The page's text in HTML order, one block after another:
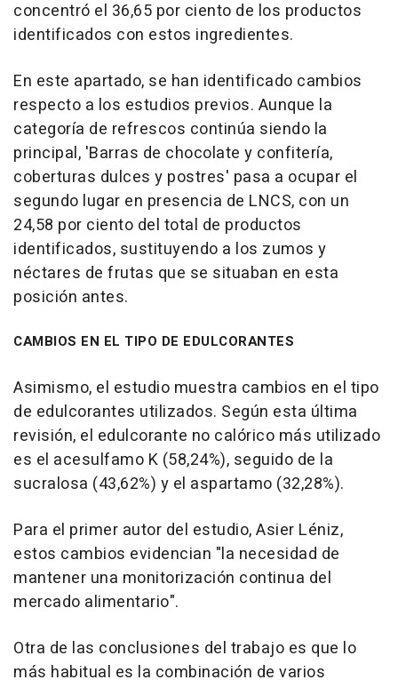
concentró el 36,65 por ciento de los productos
identificados con estos ingredientes.
En este apartado, se han identificado cambios
respecto a los estudios previos. Aunque la
categoría de refrescos continúa siendo la
principal, 'Barras de chocolate y confitería,
coberturas dulces y postres' pasa a ocupar el
segundo lugar en presencia de LNCS, con un
24,58 por ciento del total de productos
identificados, sustituyendo a los zumos y
néctares de frutas que se situaban en esta
posición antes.
CAMBIOS EN EL TIPO DE EDULCORANTES
Asimismo, el estudio muestra cambios en el tipo
de edulcorantes utilizados. Según esta última
revisión, el edulcorante no calórico más utilizado
es el acesulfamo K (58,24%), seguido de la
sucralosa (43,62%) y el aspartamo (32,28%).
Para el primer autor del estudio, Asier Léniz,
estos cambios evidencian "la necesidad de
mantener una monitorización continua del
mercado alimentario".
Otra de las conclusiones del trabajo es que lo
más habitual es la combinación de varios